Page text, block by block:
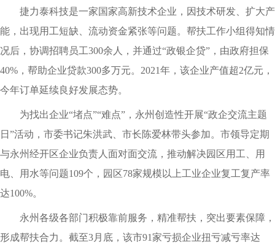
捷力泰科技是一家国家高新技术企业，因技术研发、扩大产
能，出现用工短缺、流动资金紧张等问题。帮扶工作小组得知情
况后，协调招聘员工300余人，并通过“政银企贷”，由政府担保
40%，帮助企业贷款300多万元。2021年，该企业产值超2亿元，
今年订单延续良好发展态势。
为找出企业“堵点”“难点”，永州创造性开展“政企交流主题
日”活动，市委书记朱洪武、市长陈爱林带头参加。市领导定期
与永州经开区企业负责人面对面交流，推动解决园区用工、用
电、用水等问题109个，园区78家规模以上工业企业复工复产率
达100%。
永州各级各部门积极靠前服务，精准帮扶，突出要素保障，
形成帮扶合力。截至3月底，该市91家亏损企业扭亏减亏率达